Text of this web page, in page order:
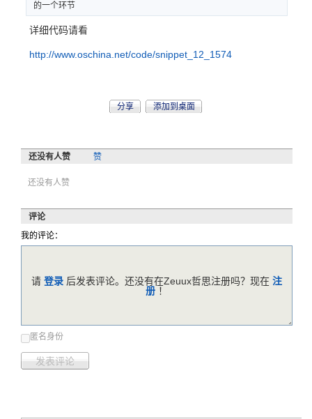
的一个环节
详细代码请看
http://www.oschina.net/code/snippet_12_1574
分享 添加到桌面
还没有人赞 赞
还没有人赞
评论
我的评论：
匿名身份
发表评论
请 登录 后发表评论。还没有在Zeuux哲思注册吗？现在 注
册 ！